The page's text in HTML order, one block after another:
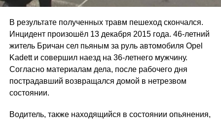
В результате полученных травм пешеход скончался.
Инцидент произошёл 13 декабря 2015 года. 46-летний
житель Бричан сел пьяным за руль автомобиля Opel
Kadett и совершил наезд на 36-летнего мужчину.
Согласно материалам дела, после рабочего дня
пострадавший возвращался домой в нетрезвом
состоянии.
Водитель, также находящийся в состоянии опьянения,